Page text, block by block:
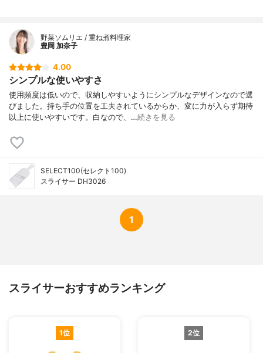
野菜ソムリエ / 重ね煮料理家
豊岡 加奈子
4.00
シンプルな使いやすさ
使用頻度は低いので、収納しやすいようにシンプルなデザインなので選
びました。持ち手の位置を工夫されているからか、変に力が入らず期待
以上に使いやすいです。白なので、…続きを見る
SELECT100(セレクト100)
スライサー DH3026
1
スライサーおすすめランキング
1位 2位